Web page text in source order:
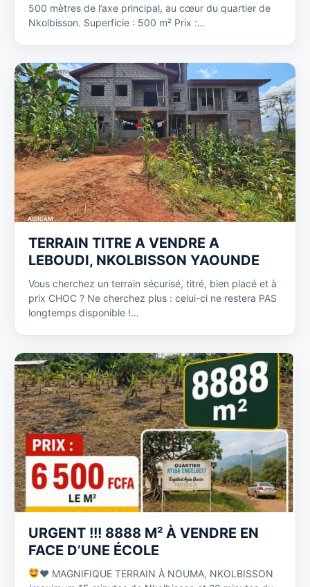
500 mètres de l’axe principal, au cœur du quartier de
Nkolbisson. Superficie : 500 m² Prix :…
TERRAIN TITRE A VENDRE A
LEBOUDI, NKOLBISSON YAOUNDE
Vous cherchez un terrain sécurisé, titré, bien placé et à
prix CHOC ? Ne cherchez plus : celui-ci ne restera PAS
longtemps disponible !…
URGENT !!! 8888 M² À VENDRE EN
FACE D’UNE ÉCOLE
♥️ MAGNIFIQUE TERRAIN À NOUMA, NKOLBISSON